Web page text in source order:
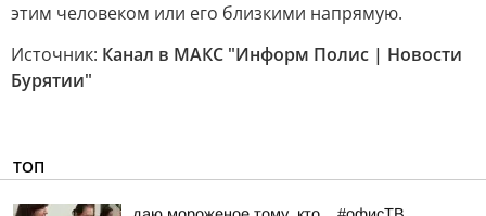
этим человеком или его близкими напрямую.
Источник: Канал в МАКС "Информ Полис | Новости
Бурятии"
ТОП